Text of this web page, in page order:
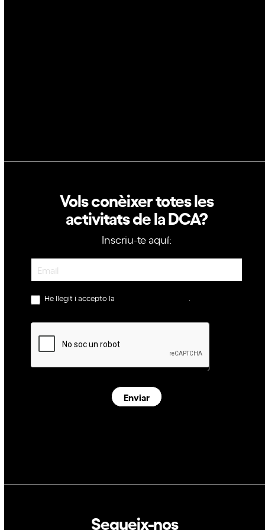
Vols conèixer totes les
activitats de la DCA?
Inscriu-te aquí:
He llegit i accepto la
Enviar
Segueix-nos